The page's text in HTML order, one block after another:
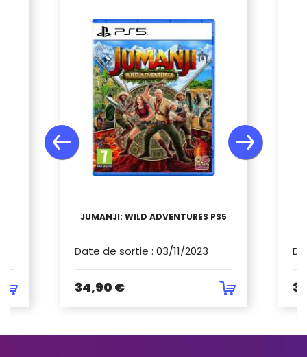
JUMANJI: WILD ADVENTURES PS5
Date de sortie : 03/11/2023
34,90 €